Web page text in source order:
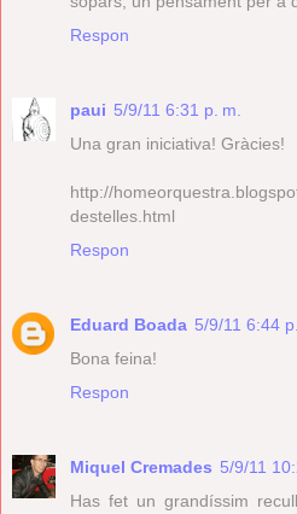
Respon
paui 5/9/11 6:31 p. m.
Una gran iniciativa! Gràcies!
http://
destelles.html
Respon
Eduard Boada 5/9/11 6:44
Bona feina!
Respon
Miquel Cremades 5/9/11
Has fet un grandíssim